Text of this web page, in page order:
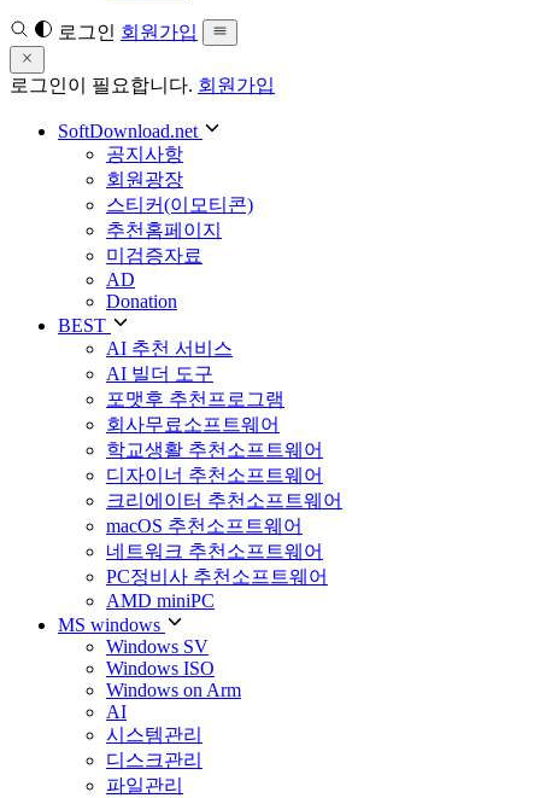
로그인 회원가입
로그인이 필요합니다. 회원가입
SoftDownload.net
공지사항
회원광장
스티커(이모티콘)
추천홈페이지
미검증자료
AD
Donation
BEST
AI 추천 서비스
AI 빌더 도구
포맷후 추천프로그램
회사무료소프트웨어
학교생활 추천소프트웨어
디자이너 추천소프트웨어
크리에이터 추천소프트웨어
macOS 추천소프트웨어
네트워크 추천소프트웨어
PC정비사 추천소프트웨어
AMD miniPC
MS windows
Windows SV
Windows ISO
Windows on Arm
AI
시스템관리
디스크관리
파일관리